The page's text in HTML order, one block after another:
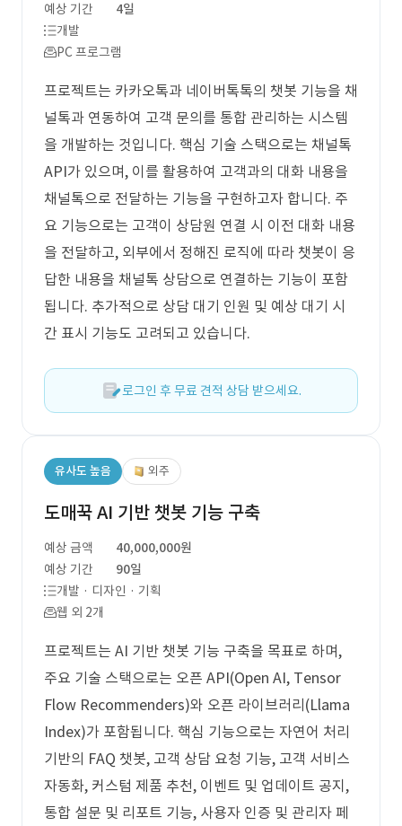
예상 기간
4일
개발
PC 프로그램
프로젝트는 카카오톡과 네이버톡톡의 챗봇 기능을 채
널톡과 연동하여 고객 문의를 통합 관리하는 시스템
을 개발하는 것입니다. 핵심 기술 스택으로는 채널톡
API가 있으며, 이를 활용하여 고객과의 대화 내용을
채널톡으로 전달하는 기능을 구현하고자 합니다. 주
요 기능으로는 고객이 상담원 연결 시 이전 대화 내용
을 전달하고, 외부에서 정해진 로직에 따라 챗봇이 응
답한 내용을 채널톡 상담으로 연결하는 기능이 포함
됩니다. 추가적으로 상담 대기 인원 및 예상 대기 시
간 표시 기능도 고려되고 있습니다.
로그인 후 무료 견적 상담 받으세요.
유사도 높음 외주
도매꾹 AI 기반 챗봇 기능 구축
예상 금액
40,000,000원
예상 기간
90일
개발 · 디자인 · 기획
웹 외 2개
프로젝트는 AI 기반 챗봇 기능 구축을 목표로 하며,
주요 기술 스택으로는 오픈 API(Open AI, Tensor
Flow Recommenders)와 오픈 라이브러리(Llama
Index)가 포함됩니다. 핵심 기능으로는 자연어 처리
기반의 FAQ 챗봇, 고객 상담 요청 기능, 고객 서비스
자동화, 커스텀 제품 추천, 이벤트 및 업데이트 공지,
통합 설문 및 리포트 기능, 사용자 인증 및 관리자 페